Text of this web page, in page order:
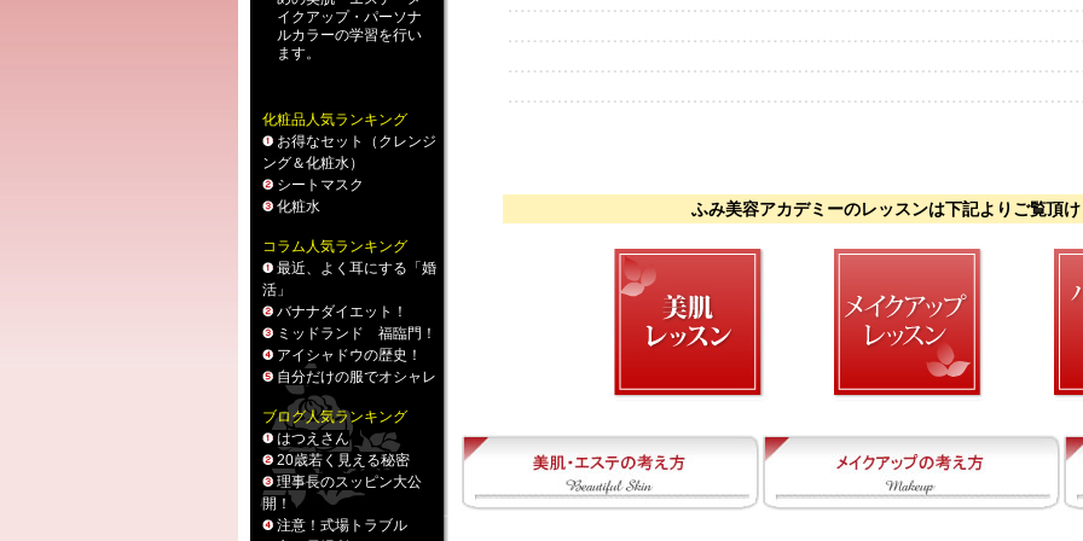
イクアップ・ パーソナ
ルカラーの学習を行い
ます。
化粧品人気ランキング
お得なセット（クレンジ
ング＆化粧水）
シートマスク
化粧水
コラム人気ランキング
最近、よく耳にする「婚
活」
バナナダイエット！
ミッドランド 福臨門！
アイシャドウの歴史！
自分だけの服でオシャレ
ブログ人気ランキング
はつえさん
20歳若く見える秘密
理事長のスッピン大公
開！
注意！式場トラブル
ふみ美容アカデミーのレッスンは下記よりご覧頂